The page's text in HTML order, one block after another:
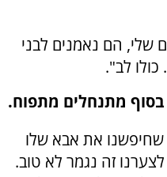
שלי, הם נאמנים לבני
לב".
מתנחלים מתפוח.
את אבא שלו
לצערנו זה נגמר לא טוב.